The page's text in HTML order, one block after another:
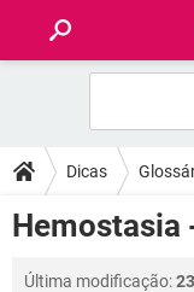
FÓRUM
SAÚDE
FAMÍLIA
Dicas
Hemostasia
Última modificação: